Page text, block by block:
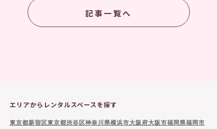
記事一覧へ
エリアからレンタルスペースを探す
東京都新宿区東京都渋谷区神奈川県横浜市大阪府大阪市福岡県福岡市